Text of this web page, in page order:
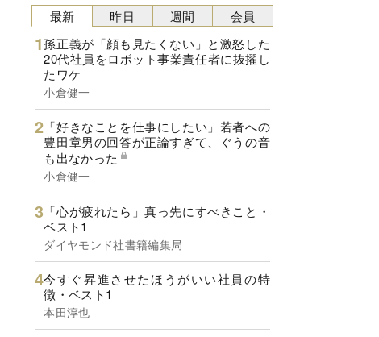
最新
孫正義が「顔も見たくない」と激怒した
20代社員をロボット事業責任者に抜擢し
たワケ
小倉健一
「好きなことを仕事にしたい」若者への
豊田章男の回答が正論すぎて、ぐうの音
も出なかった
小倉健一
「心が疲れたら」真っ先にすべきこと・
ベスト1
ダイヤモンド社書籍編集局
今すぐ昇進させたほうがいい社員の特
徴・ベスト1
本田淳也
昨日 週間 会員